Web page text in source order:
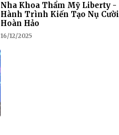
Nha Khoa Thẩm Mỹ Liberty -
Hành Trình Kiến Tạo Nụ Cười
Hoàn Hảo
16/12/2025